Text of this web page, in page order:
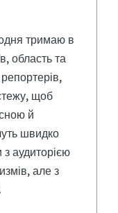
тримаю в
область та
щоб
й
швидко
аудиторією
але з